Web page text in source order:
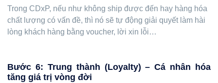
Trong CDxP, nếu như không ship được đến hay hàng hóa
chất lượng có vấn đề, thì nó sẽ tự động giải quyết làm hài
lòng khách hàng bằng voucher, lời xin lỗi…
Bước 6: Trung thành (Loyalty) – Cá nhân hóa
tăng giá trị vòng đời